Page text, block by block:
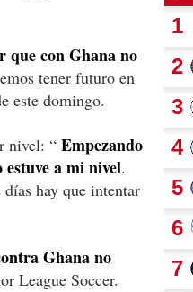
que con Ghana no
tener futuro en
este domingo.
nivel: “ Empezando
a mi nivel.
hay que intentar
Ghana no
League Soccer.